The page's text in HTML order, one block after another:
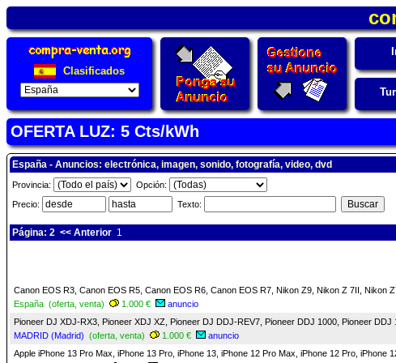
Clasificados
OFERTA LUZ: 5 Cts/kWh
España - Anuncios: electrónica, imagen, sonido, fotografía, video, dvd
Provincia:
Opción:
Precio:
Texto:
Página: 2 << Anterior 1
Canon EOS R3, Canon EOS R5, Canon EOS R6, Canon EOS R7, Nikon Z9, Nikon Z 7II,
España (oferta, venta)
1.000 € anuncio
Pioneer DJ XDJ-RX3, Pioneer XDJ XZ, Pioneer DJ DDJ-REV7, Pioneer DDJ 1000, Pioneer
MADRID (Madrid) (oferta, venta) 1.000 € anuncio
Apple iPhone 13 Pro Max, iPhone 13 Pro, iPhone 13, iPhone 12 Pro Max, iPhone 12 Pro, iPhone